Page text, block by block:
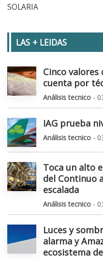
SOLARIA
LAS + LEIDAS
Cinco valores
cuenta por
Análisis tecnico -
IAG prueba
Análisis tecnico -
Toca un alto
del Continuo
escalada
Análisis tecnico -
Luces y
alarma y
ecosistema